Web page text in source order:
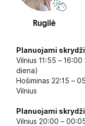
Rugilė
Planuojami
Vilnius 11:55 –
diena)
Hošiminas 22:15 –
Vilnius
Planuojami
Vilnius 20:00 –